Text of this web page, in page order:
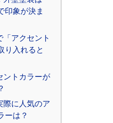
印象が決ま
「アクセント
り入れると
ントカラーが
際に人気のア
ーは？